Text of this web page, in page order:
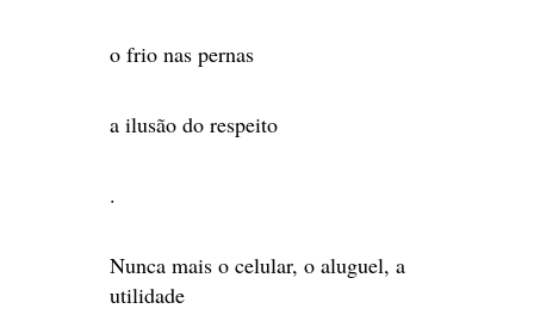
o frio nas pernas
a ilusão do respeito
.
Nunca mais o celular, o aluguel, a
utilidade